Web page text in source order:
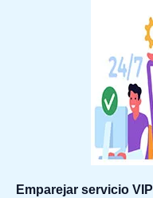
Emparejar servicio VIP